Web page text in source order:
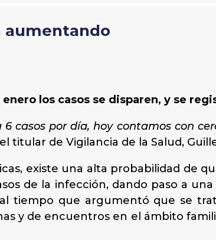
aumentando
los casos se disparen, y se
casos por día, hoy contamos con
titular de Vigilancia de la Salud,
existe una alta probabilidad de
de la infección, dando paso a
tiempo que argumentó que se
y de encuentros en el ámbito